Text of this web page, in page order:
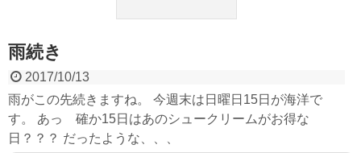
雨続き
2017/10/13
雨がこの先続きますね。 今週末は日曜日15日が海洋で
す。 あっ 確か15日はあのシュークリームがお得な
日？？？ だったような、、、